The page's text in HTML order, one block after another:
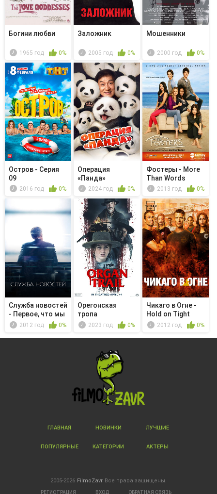
Богини любви
1965 год 0%
Заложник
2005 год 0%
Мошенники
2000 год 0%
Остров - Серия
09
2016 год 0%
Операция
«Панда»
2024 год 0%
Фостеры - More
Than Words
2013 год 0%
Служба новостей
- Первое, что мы
дела...2012 год 0%
Орегонская
тропа
2023 год 0%
Чикаго в Огне -
Hold on Tight
2012 год 0%
ГЛАВНАЯ НОВИНКИ ЛУЧШИЕ
ПОПУЛЯРНЫЕ КАТЕГОРИИ АКТЕРЫ
2005-2026 FilmoZavr Все права защищены.
РЕГИСТРАЦИЯ ВХОД ОБРАТНАЯ СВЯЗЬ